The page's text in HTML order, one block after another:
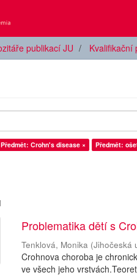
publikací JU Kvalifikační
Předmět: Crohn's disease × Předmět:
Problematika dětí s
Tenklová, Monika (Jihočeská
Crohnova choroba je
ve všech jeho